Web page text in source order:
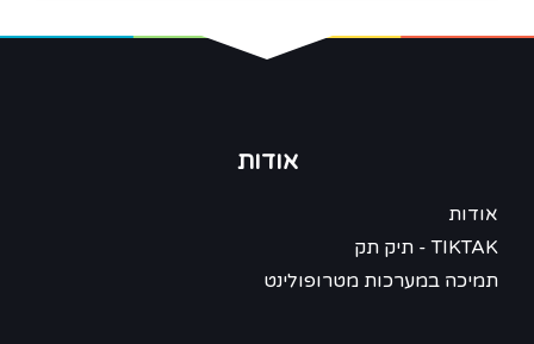
אודות
אודות
TIKTAK - תיק תק
תמיכה במערכות מטרופולינט